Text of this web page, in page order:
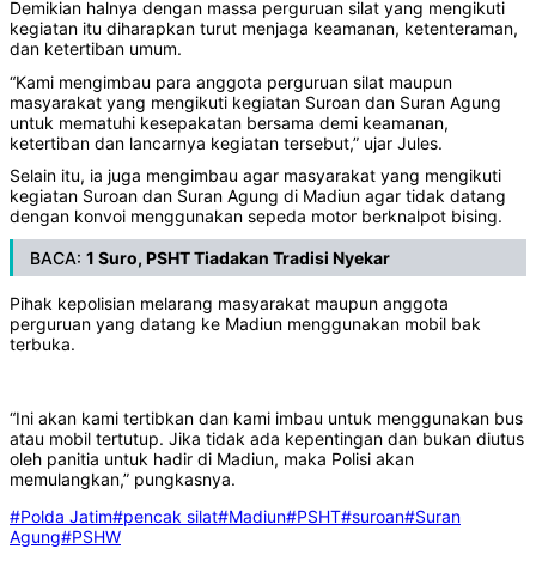
Demikian halnya dengan massa perguruan silat yang mengikuti
kegiatan itu diharapkan turut menjaga keamanan, ketenteraman,
dan ketertiban umum.
“Kami mengimbau para anggota perguruan silat maupun
masyarakat yang mengikuti kegiatan Suroan dan Suran Agung
untuk mematuhi kesepakatan bersama demi keamanan,
ketertiban dan lancarnya kegiatan tersebut,” ujar Jules.
Selain itu, ia juga mengimbau agar masyarakat yang mengikuti
kegiatan Suroan dan Suran Agung di Madiun agar tidak datang
dengan konvoi menggunakan sepeda motor berknalpot bising.
BACA: 1 Suro, PSHT Tiadakan Tradisi Nyekar
Pihak kepolisian melarang masyarakat maupun anggota
perguruan yang datang ke Madiun menggunakan mobil bak
terbuka.
“Ini akan kami tertibkan dan kami imbau untuk menggunakan bus
atau mobil tertutup. Jika tidak ada kepentingan dan bukan diutus
oleh panitia untuk hadir di Madiun, maka Polisi akan
memulangkan,” pungkasnya.
#Polda Jatim#pencak silat#Madiun#PSHT#suroan#Suran
Agung#PSHW